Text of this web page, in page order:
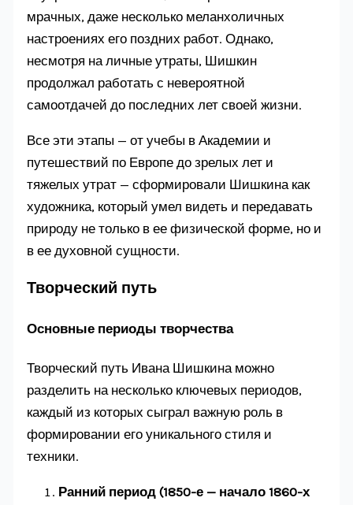
мрачных, даже несколько меланхоличных
настроениях его поздних работ. Однако,
несмотря на личные утраты, Шишкин
продолжал работать с невероятной
самоотдачей до последних лет своей жизни.
Все эти этапы — от учебы в Академии и
путешествий по Европе до зрелых лет и
тяжелых утрат — сформировали Шишкина как
художника, который умел видеть и передавать
природу не только в ее физической форме, но и
в ее духовной сущности.
Творческий путь
Основные периоды творчества
Творческий путь Ивана Шишкина можно
разделить на несколько ключевых периодов,
каждый из которых сыграл важную роль в
формировании его уникального стиля и
техники.
Ранний период (1850-е — начало 1860-х